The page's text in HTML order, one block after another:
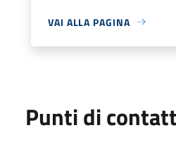
VAI ALLA PAGINA
Punti di